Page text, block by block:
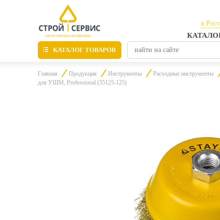
в
в
КАТАЛОГ ТОВАРОВ
Материалы для отделки
Пиломатериалы
Главная Продукция Инструменты Расходные инструменты
для УШМ, Professional (35125-125)